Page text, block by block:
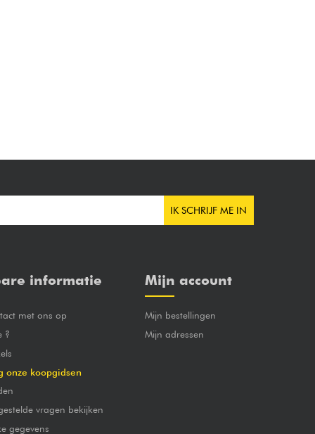
IK SCHRIJF ME IN
informatie
met ons op
?
onze koopgidsen
vragen bekijken
gegevens
Mijn account
Mijn bestellingen
Mijn adressen